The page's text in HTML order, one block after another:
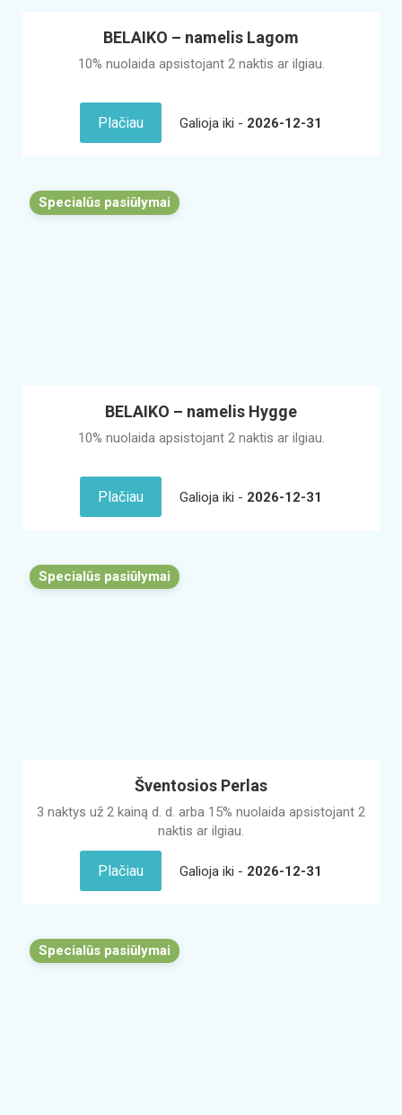
BELAIKO – namelis Lagom
10% nuolaida apsistojant 2 naktis ar ilgiau.
Plačiau Galioja iki - 2026-12-31
Specialūs pasiūlymai
BELAIKO – namelis Hygge
10% nuolaida apsistojant 2 naktis ar ilgiau.
Plačiau Galioja iki - 2026-12-31
Specialūs pasiūlymai
Šventosios Perlas
3 naktys už 2 kainą d. d. arba 15% nuolaida apsistojant 2
naktis ar ilgiau.
Plačiau Galioja iki - 2026-12-31
Specialūs pasiūlymai